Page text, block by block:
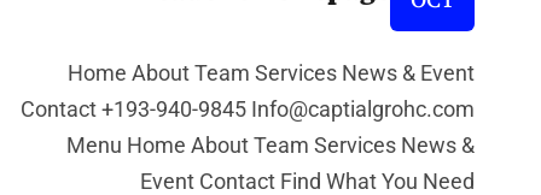
Home About Team Services News & Event
Contact +193-940-9845 Info@captialgrohc.com
Menu Home About Team Services News &
Event Contact Find What You Need